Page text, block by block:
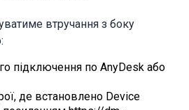
втручання з боку
підключення по AnyDesk або
де встановлено Device